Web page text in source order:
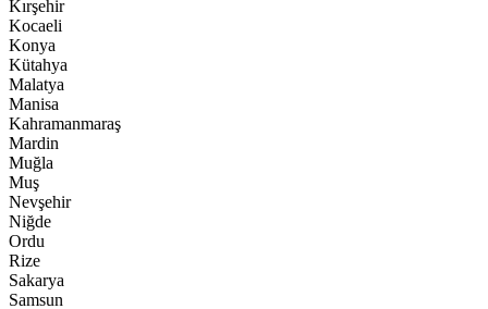
Kırşehir
Kocaeli
Konya
Kütahya
Malatya
Manisa
Kahramanmaraş
Mardin
Muğla
Muş
Nevşehir
Niğde
Ordu
Rize
Sakarya
Samsun